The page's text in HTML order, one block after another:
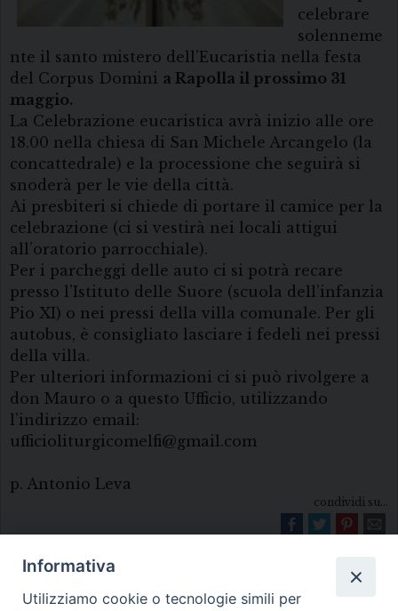
celebrare
solenneme
nte il santo mistero dell’Eucaristia nella festa
del Corpus Domini a Rapolla il prossimo 31
maggio.
La Celebrazione eucaristica avrà inizio alle ore
18.00 nella chiesa di San Michele Arcangelo (la
concattedrale) e la processione che seguirà si
snoderà per le vie della città.
Ai presbiteri si chiede di portare il camice per la
celebrazione (ci si vestirà nei locali attigui
all’oratorio parrocchiale).
Per i parcheggi delle auto ci si potrà recare
presso l’Istituto delle Suore (scuola dell’infanzia
Pio XI) o nei pressi della villa comunale. Per gli
autobus, è consigliato lasciare i fedeli nei pressi
della villa.
Per ulteriori informazioni ci si può rivolgere a
don Mauro o a questo Ufficio, utilizzando
l’indirizzo email:
ufficioliturgicomelfi@gmail.com
p. Antonio Leva
condividi su...
Informativa
Utilizziamo cookie o tecnologie simili per